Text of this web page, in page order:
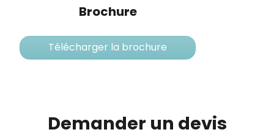
Brochure
Télécharger la brochure
Demander un devis